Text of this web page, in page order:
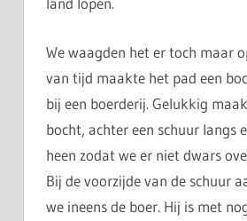
We waagden het er toch maar
van tijd maakte het pad een
bij een boerderij. Gelukkig
bocht, achter een schuur langs
heen zodat we er niet dwars
Bij de voorzijde van de schuur
we ineens de boer. Hij is met